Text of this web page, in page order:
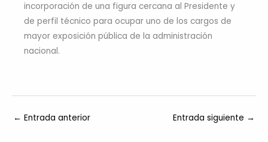
incorporación de una figura cercana al Presidente y
de perfil técnico para ocupar uno de los cargos de
mayor exposición pública de la administración
nacional.
← Entrada anterior Entrada siguiente →